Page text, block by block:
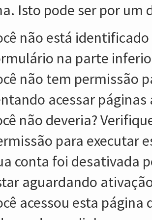
Isto pode ser por um
não está
na parte
não tem permissão
acessar
não deveria?
para executar
conta foi desativada
aguardando
acessou esta